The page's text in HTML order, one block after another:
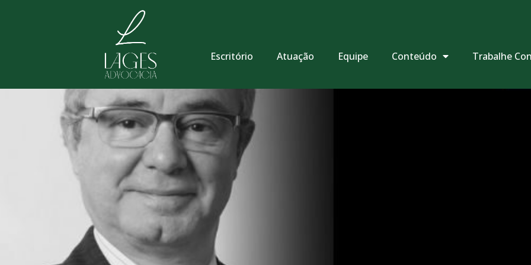
Escritório Atuação Equipe Conteúdo Trabalhe